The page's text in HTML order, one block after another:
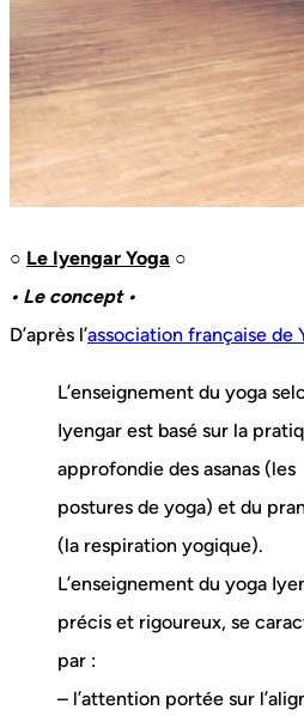
○ Le Iyengar Yoga ○
• Le concept •
D’après l’association française de
L’enseignement du yoga
Iyengar est basé sur la
approfondie des asanas (les
postures de yoga) et du
(la respiration yogique).
L’enseignement du yoga
précis et rigoureux, se
par :
– l’attention portée sur